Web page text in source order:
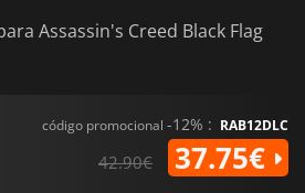
Assassin's Creed Black Flag
código promocional -12% : RAB12DLC
42.90€ 37.75€